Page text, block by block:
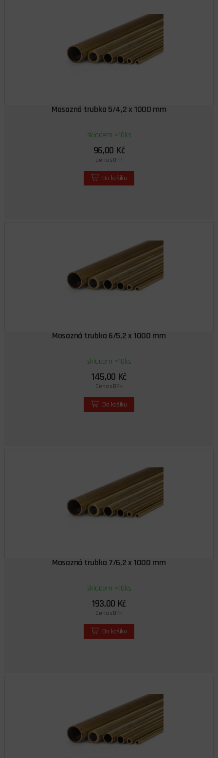
Mosazná trubka 5/4,2 x 1000 mm
skladem >10ks
96,00 Kč
Cena s DPH
Do košíku
Mosazná trubka 6/5,2 x 1000 mm
skladem >10ks
145,00 Kč
Cena s DPH
Do košíku
Mosazná trubka 7/6,2 x 1000 mm
skladem >10ks
193,00 Kč
Cena s DPH
Do košíku